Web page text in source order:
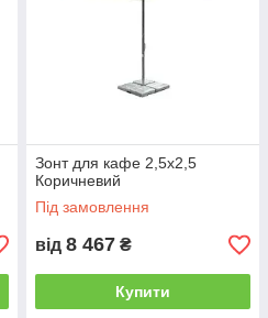
Зонт для кафе 2,5х2,5
Коричневий
Під замовлення
від 8 467 ₴
Купити